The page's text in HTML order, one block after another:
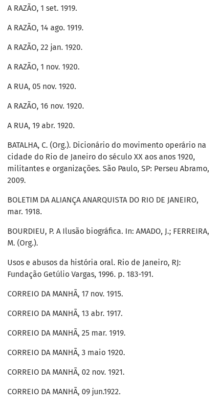
A RAZÃO, 1 set. 1919.
A RAZÃO, 14 ago. 1919.
A RAZÃO, 22 jan. 1920.
A RAZÃO, 1 nov. 1920.
A RUA, 05 nov. 1920.
A RAZÃO, 16 nov. 1920.
A RUA, 19 abr. 1920.
BATALHA, C. (Org.). Dicionário do movimento operário na
cidade do Rio de Janeiro do século XX aos anos 1920,
militantes e organizações. São Paulo, SP: Perseu Abramo,
2009.
BOLETIM DA ALIANÇA ANARQUISTA DO RIO DE JANEIRO,
mar. 1918.
BOURDIEU, P. A Ilusão biográfica. In: AMADO, J.; FERREIRA,
M. (Org.).
Usos e abusos da história oral. Rio de Janeiro, RJ:
Fundação Getúlio Vargas, 1996. p. 183-191.
CORREIO DA MANHÃ, 17 nov. 1915.
CORREIO DA MANHÃ, 13 abr. 1917.
CORREIO DA MANHÃ, 25 mar. 1919.
CORREIO DA MANHÃ, 3 maio 1920.
CORREIO DA MANHÃ, 02 nov. 1921.
CORREIO DA MANHÃ, 09 jun.1922.